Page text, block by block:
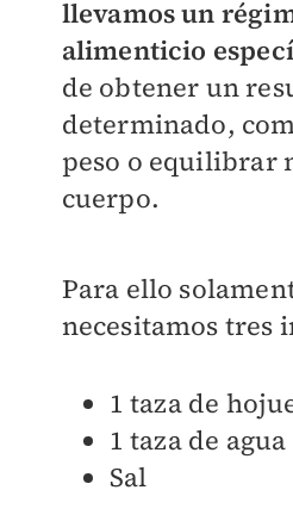
llevamos un
alimenticio
de obtener un
determinado,
peso o equilibrar
cuerpo.
Para ello
necesitamos tres
1 taza de
1 taza de agua
Sal